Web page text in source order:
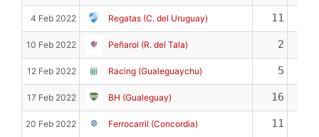
4 Feb 2022 Regatas (C. del Uruguay) 11
10 Feb 2022 Peñarol (R. del Tala) 2
12 Feb 2022 Racing (Gualeguaychu) 5
17 Feb 2022 BH (Gualeguay) 16
20 Feb 2022 Ferrocarril (Concordia) 11